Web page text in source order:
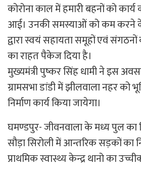
कोरोना काल में हमारी बहनों को
आई। उनकी समस्याओं को कम करने
द्वारा स्वयं सहायता समूहों एवं
का राहत पैकेज दिया है।
मुख्यमंत्री पुष्कर सिंह धामी ने इस
ग्रामसभा डांडी में झीलवाला नहर
निर्माण कार्य किया जायेगा।
घमण्डपुर- जीवनवाला के मध्य पुल का
सौड़ा सिरोली में आन्तरिक सड़कों का
प्राथमिक स्वास्थ्य केन्द्र थानो का